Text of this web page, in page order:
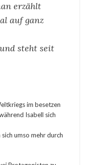
erzählt
auf ganz
steht seit
im besetzen
Isabell sich
umso mehr durch